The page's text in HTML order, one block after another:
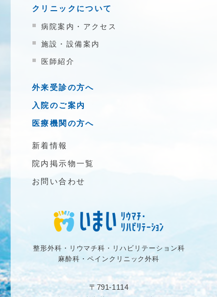
整形外科・リウマチ科・リハビリテーション科
麻酔科・ペインクリニック外科
〒791-1114
クリニックについて
病院案内・アクセス
施設・設備案内
医師紹介
外来受診の方へ
入院のご案内
医療機関の方へ
新着情報
院内掲示物一覧
お問い合わせ